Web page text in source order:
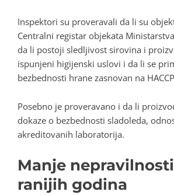
Inspektori su proveravali da li su
Centralni registar objekata
da li postoji sledljivost sirovina i
ispunjeni higijenski uslovi i da li se
bezbednosti hrane zasnovan na
Posebno je proveravano i da li
dokaze o bezbednosti sladoleda,
akreditovanih laboratorija.
Manje
ranijih godina